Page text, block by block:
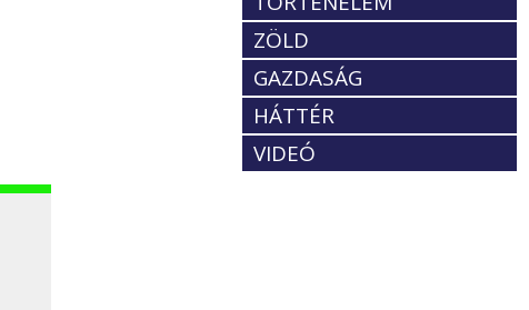
ZÖLD
GAZDASÁG
HÁTTÉR
VIDEÓ